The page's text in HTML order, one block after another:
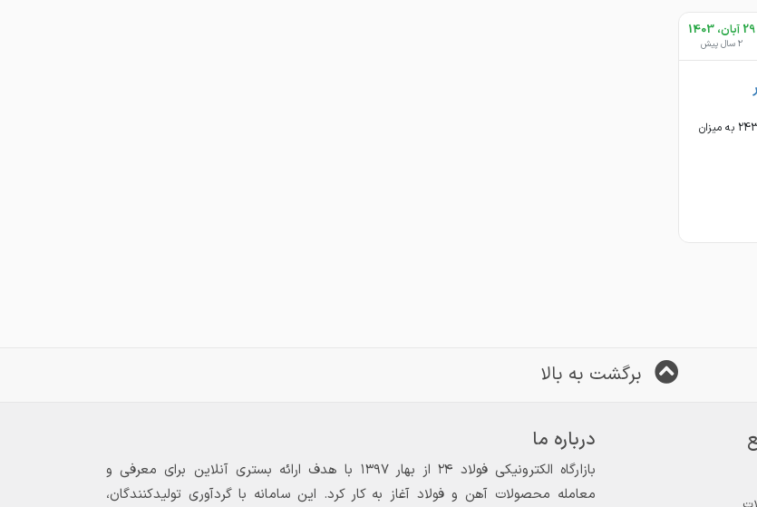
29 آبان، 1403
2 سال پیش
خریدار فولاد گرمکار با گرید 2433 به میزان
برگشت به بالا
درباره ما
بازارگاه الکترونیکی فولاد ۲۴ از بهار ۱۳۹۷ با هدف ارائه بستری آنلاین برای معرفی و
معامله محصولات آهن و فولاد آغاز به کار کرد. این سامانه با گردآوری تولیدکنندگان،